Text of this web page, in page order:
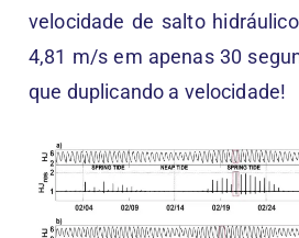
velocidade de salto
4,81 m/s em apenas 30
que duplicando a velocidade!